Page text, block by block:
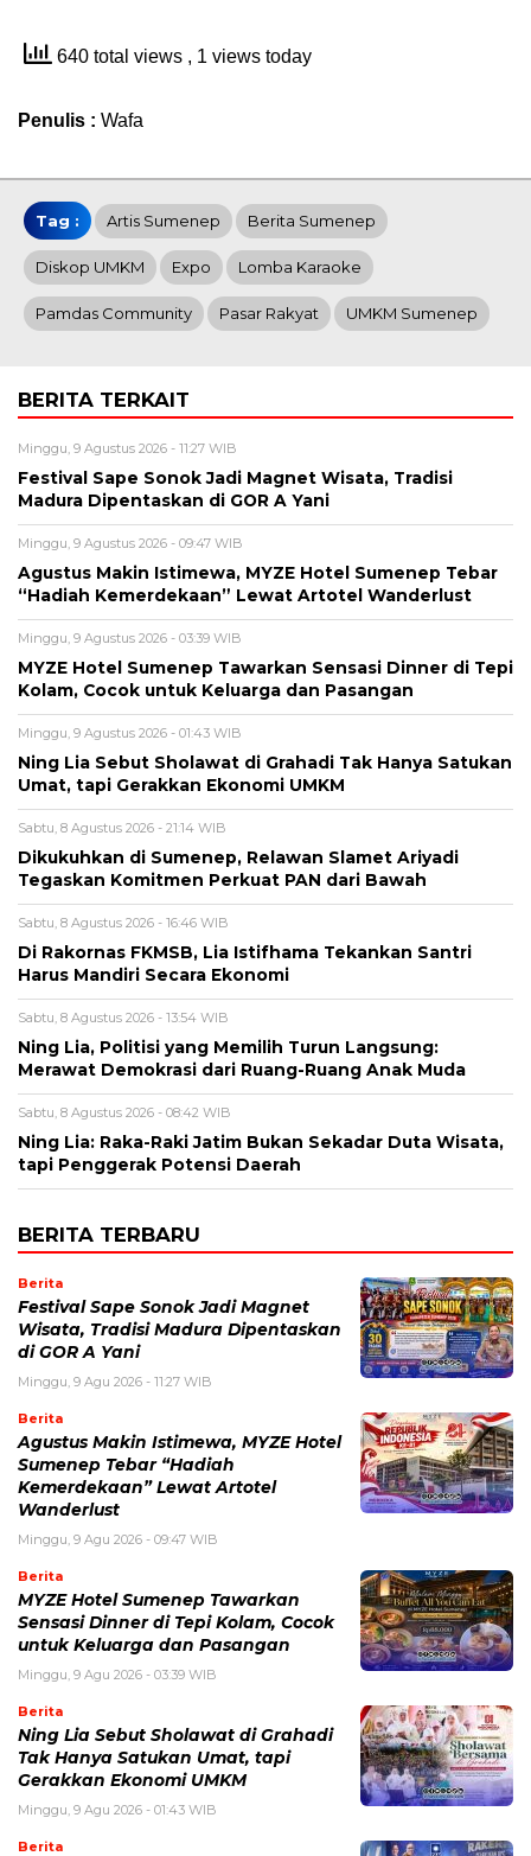
640 total views , 1 views today
Penulis : Wafa
Tag : Artis Sumenep Berita Sumenep
Diskop UMKM Expo Lomba Karaoke
Pamdas Community Pasar Rakyat UMKM Sumenep
BERITA TERKAIT
Minggu, 9 Agustus 2026 - 11:27 WIB
Festival Sape Sonok Jadi Magnet Wisata, Tradisi
Madura Dipentaskan di GOR A Yani
Minggu, 9 Agustus 2026 - 09:47 WIB
Agustus Makin Istimewa, MYZE Hotel Sumenep Tebar
“Hadiah Kemerdekaan” Lewat Artotel Wanderlust
Minggu, 9 Agustus 2026 - 03:39 WIB
MYZE Hotel Sumenep Tawarkan Sensasi Dinner di Tepi
Kolam, Cocok untuk Keluarga dan Pasangan
Minggu, 9 Agustus 2026 - 01:43 WIB
Ning Lia Sebut Sholawat di Grahadi Tak Hanya Satukan
Umat, tapi Gerakkan Ekonomi UMKM
Sabtu, 8 Agustus 2026 - 21:14 WIB
Dikukuhkan di Sumenep, Relawan Slamet Ariyadi
Tegaskan Komitmen Perkuat PAN dari Bawah
Sabtu, 8 Agustus 2026 - 16:46 WIB
Di Rakornas FKMSB, Lia Istifhama Tekankan Santri
Harus Mandiri Secara Ekonomi
Sabtu, 8 Agustus 2026 - 13:54 WIB
Ning Lia, Politisi yang Memilih Turun Langsung:
Merawat Demokrasi dari Ruang-Ruang Anak Muda
Sabtu, 8 Agustus 2026 - 08:42 WIB
Ning Lia: Raka-Raki Jatim Bukan Sekadar Duta Wisata,
tapi Penggerak Potensi Daerah
BERITA TERBARU
Berita
Festival Sape Sonok Jadi Magnet
Wisata, Tradisi Madura Dipentaskan
di GOR A Yani
Minggu, 9 Agu 2026 - 11:27 WIB
Berita
Agustus Makin Istimewa, MYZE Hotel
Sumenep Tebar “Hadiah
Kemerdekaan” Lewat Artotel
Wanderlust
Minggu, 9 Agu 2026 - 09:47 WIB
Berita
MYZE Hotel Sumenep Tawarkan
Sensasi Dinner di Tepi Kolam, Cocok
untuk Keluarga dan Pasangan
Minggu, 9 Agu 2026 - 03:39 WIB
Berita
Ning Lia Sebut Sholawat di Grahadi
Tak Hanya Satukan Umat, tapi
Gerakkan Ekonomi UMKM
Minggu, 9 Agu 2026 - 01:43 WIB
Berita